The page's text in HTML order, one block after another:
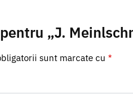
„J.
sunt marcate cu *